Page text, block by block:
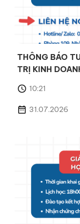
THÔNG BÁO
TRỊ KINH
10:21
31.07.2026